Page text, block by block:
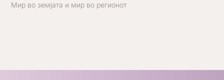
Мир во земјата и мир во регионот